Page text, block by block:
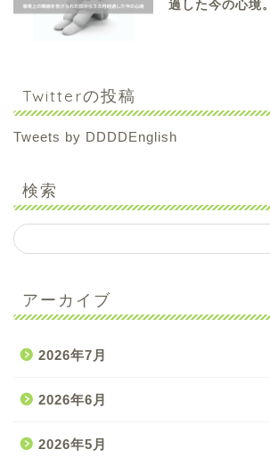
過した今の心境。
Twitterの投稿
Tweets by DDDDEnglish
検索
アーカイブ
2026年7月
2026年6月
2026年5月